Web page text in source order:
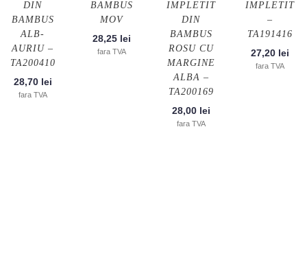
DIN
BAMBUS
ALB-
AURIU –
TA200410
28,70 lei
fara TVA
BAMBUS
MOV
28,25 lei
fara TVA
IMPLETIT
DIN
BAMBUS
ROSU CU
MARGINE
ALBA –
TA200169
28,00 lei
fara TVA
IMPLETIT
–
TA191416
27,20 lei
fara TVA